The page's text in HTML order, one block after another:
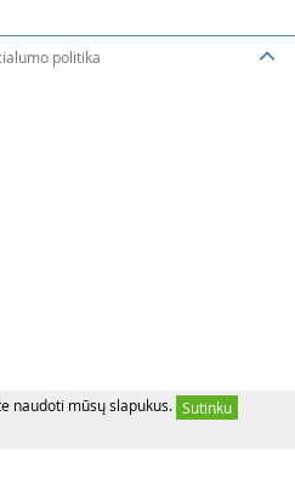
naudoti mūsų slapukus. Sutinku
politika